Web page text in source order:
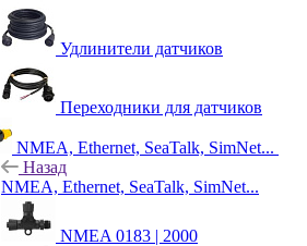
Удлинители датчиков
Переходники для датчиков
NMEA, Ethernet, SeaTalk, SimNet...
Назад
NMEA, Ethernet, SeaTalk, SimNet...
NMEA 0183 | 2000